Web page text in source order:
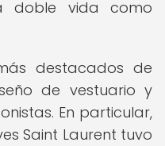
doble vida como
destacados de
de vestuario y
En particular,
Saint Laurent tuvo